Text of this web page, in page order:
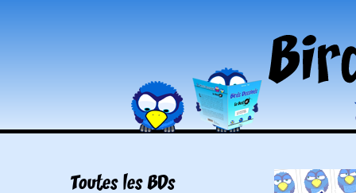
Toutes les BDs